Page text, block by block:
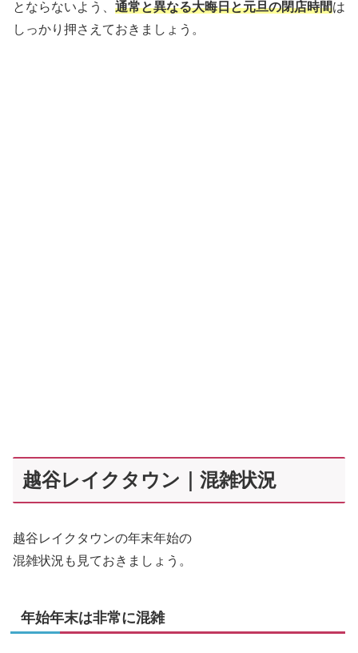
とならないよう、 通常と異なる大晦日と元旦の閉店時間は
しっかり押さえておきましょう。
越谷レイクタウン｜混雑状況
越谷レイクタウンの年末年始の
混雑状況も見ておきましょう。
年始年末は非常に混雑